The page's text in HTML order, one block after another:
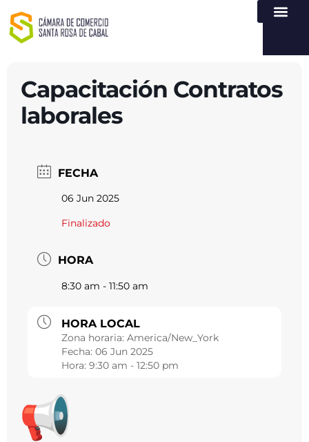
Capacitación Contratos
laborales
FECHA
06 Jun 2025
Finalizado
HORA
8:30 am - 11:50 am
HORA LOCAL
Zona horaria: America/New_York
Fecha: 06 Jun 2025
Hora: 9:30 am - 12:50 pm